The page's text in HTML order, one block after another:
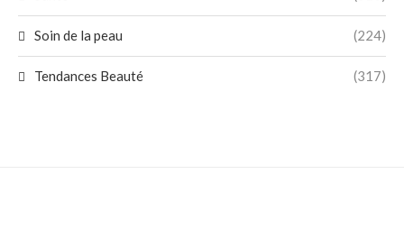
Soin de la peau (224)
Tendances Beauté (317)